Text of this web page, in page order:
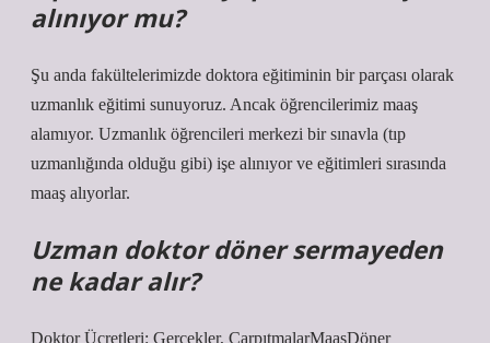
alınıyor mu?
Şu anda fakültelerimizde doktora eğitiminin bir parçası olarak
uzmanlık eğitimi sunuyoruz. Ancak öğrencilerimiz maaş
alamıyor. Uzmanlık öğrencileri merkezi bir sınavla (tıp
uzmanlığında olduğu gibi) işe alınıyor ve eğitimleri sırasında
maaş alıyorlar.
Uzman doktor döner sermayeden
ne kadar alır?
Doktor Ücretleri: Gerçekler, ÇarpıtmalarMaaşDöner